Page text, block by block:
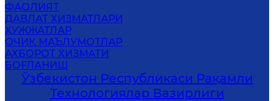
ФАОЛИЯТ
ДАВЛАТ ХИЗМАТЛАРИ
ҲУЖЖАТЛАР
ОЧИҚ МАЪЛУМОТЛАР
АХБОРОТ ХИЗМАТИ
БОҒЛАНИШ
Ўзбекистон Республикаси Рақамли
Технологиялар Вазирлиги